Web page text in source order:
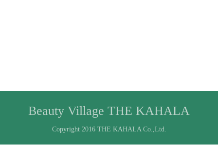
Beauty Village THE KAHALA
Copyright 2016 THE KAHALA Co.,Ltd.